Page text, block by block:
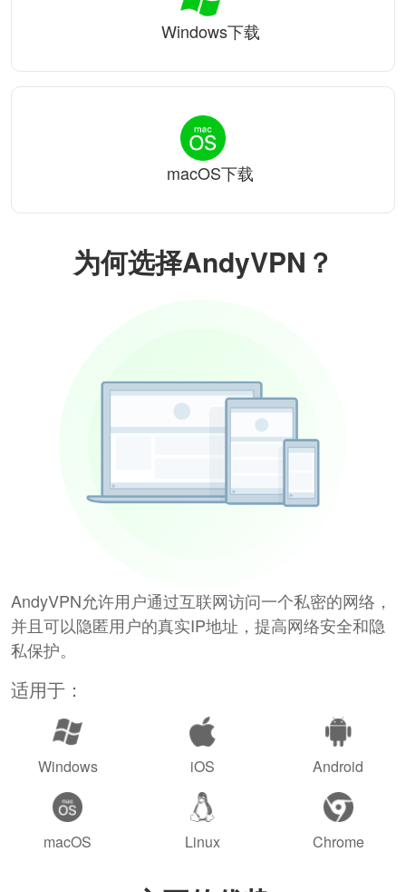
为何选择AndyVPN？
AndyVPN允许用户通过互联网访问一个私密的网络，
并且可以隐匿用户的真实IP地址，提高网络安全和隐
私保护。
适用于：
Windows iOS Android
macOS Linux Chrome
Windows下载
macOS下载